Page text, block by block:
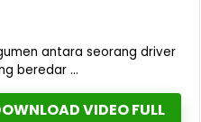
antara seorang driver
beredar ...
VIDEO FULL